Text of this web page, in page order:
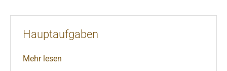
Hauptaufgaben
Mehr lesen